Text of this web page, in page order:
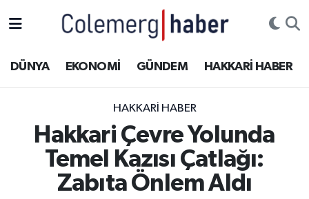
DÜNYA EKONOMİ GÜNDEM HAKKARİ HABER
HAKKARI HABER
Hakkari Çevre Yolunda
Temel Kazısı Çatlağı:
Zabıta Önlem Aldı
ASAYİŞ
DOĞA
DÜNYA
Hakkâri Hava Durumu
Hakkari Namaz Vakitleri
Hakkâri Trafik Yoğunluk Haritası
Süper Lig Puan Durumu ve Fikstür